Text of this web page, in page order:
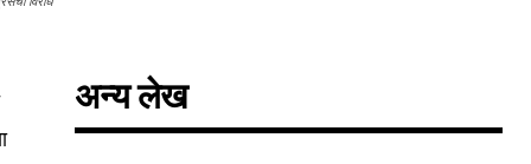
अन्य लेख